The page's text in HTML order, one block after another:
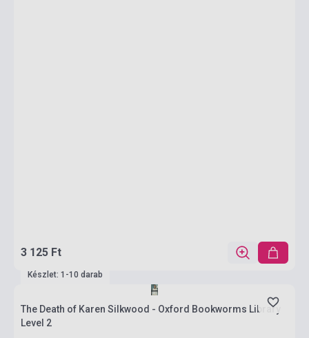
3 125 Ft
Készlet: 1-10 darab
The Death of Karen Silkwood - Oxford Bookworms Library
Level 2